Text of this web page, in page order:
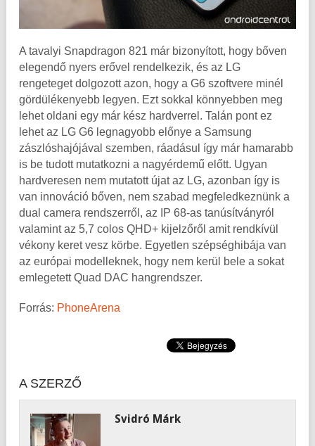
A tavalyi Snapdragon 821 már bizonyított, hogy bőven
elegendő nyers erővel rendelkezik, és az LG
rengeteget dolgozott azon, hogy a G6 szoftvere minél
gördülékenyebb legyen. Ezt sokkal könnyebben meg
lehet oldani egy már kész hardverrel. Talán pont ez
lehet az LG G6 legnagyobb előnye a Samsung
zászlóshajójával szemben, ráadásul így már hamarabb
is be tudott mutatkozni a nagyérdemű előtt. Ugyan
hardveresen nem mutatott újat az LG, azonban így is
van innováció bőven, nem szabad megfeledkeznünk a
dual camera rendszerről, az IP 68-as tanúsítványról
valamint az 5,7 colos QHD+ kijelzőről amit rendkívül
vékony keret vesz körbe. Egyetlen szépséghibája van
az európai modelleknek, hogy nem kerül bele a sokat
emlegetett Quad DAC hangrendszer.
Forrás: PhoneArena
A SZERZŐ
Svidró Márk